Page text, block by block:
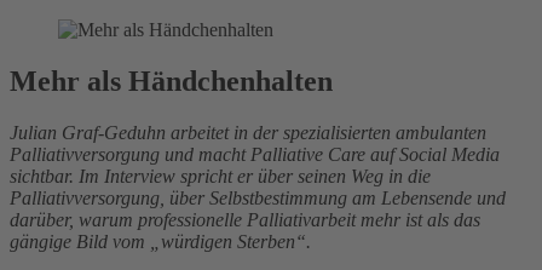
Mehr als Händchenhalten
Julian Graf-Geduhn arbeitet in der spezialisierten ambulanten
Palliativversorgung und macht Palliative Care auf Social Media
sichtbar. Im Interview spricht er über seinen Weg in die
Palliativversorgung, über Selbstbestimmung am Lebensende und
darüber, warum professionelle Palliativarbeit mehr ist als das
gängige Bild vom „würdigen Sterben“.